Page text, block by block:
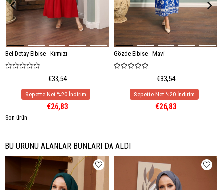
Bel Detay Elbise - Kırmızı
€33,54
€26,83
Son ürün
Gözde Elbise - Mavi
€33,54
€26,83
BU ÜRÜNÜ ALANLAR BUNLARI DA ALDI